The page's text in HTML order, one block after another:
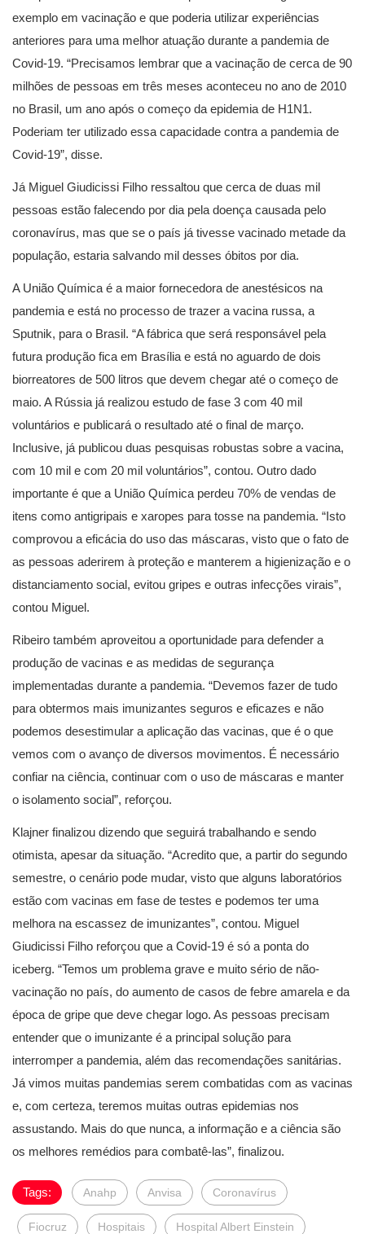
exemplo em vacinação e que poderia utilizar experiências
anteriores para uma melhor atuação durante a pandemia de
Covid-19. “Precisamos lembrar que a vacinação de cerca de 90
milhões de pessoas em três meses aconteceu no ano de 2010
no Brasil, um ano após o começo da epidemia de H1N1.
Poderiam ter utilizado essa capacidade contra a pandemia de
Covid-19”, disse.
Já Miguel Giudicissi Filho ressaltou que cerca de duas mil
pessoas estão falecendo por dia pela doença causada pelo
coronavírus, mas que se o país já tivesse vacinado metade da
população, estaria salvando mil desses óbitos por dia.
A União Química é a maior fornecedora de anestésicos na
pandemia e está no processo de trazer a vacina russa, a
Sputnik, para o Brasil. “A fábrica que será responsável pela
futura produção fica em Brasília e está no aguardo de dois
biorreatores de 500 litros que devem chegar até o começo de
maio. A Rússia já realizou estudo de fase 3 com 40 mil
voluntários e publicará o resultado até o final de março.
Inclusive, já publicou duas pesquisas robustas sobre a vacina,
com 10 mil e com 20 mil voluntários”, contou. Outro dado
importante é que a União Química perdeu 70% de vendas de
itens como antigripais e xaropes para tosse na pandemia. “Isto
comprovou a eficácia do uso das máscaras, visto que o fato de
as pessoas aderirem à proteção e manterem a higienização e o
distanciamento social, evitou gripes e outras infecções virais”,
contou Miguel.
Ribeiro também aproveitou a oportunidade para defender a
produção de vacinas e as medidas de segurança
implementadas durante a pandemia. “Devemos fazer de tudo
para obtermos mais imunizantes seguros e eficazes e não
podemos desestimular a aplicação das vacinas, que é o que
vemos com o avanço de diversos movimentos. É necessário
confiar na ciência, continuar com o uso de máscaras e manter
o isolamento social”, reforçou.
Klajner finalizou dizendo que seguirá trabalhando e sendo
otimista, apesar da situação. “Acredito que, a partir do segundo
semestre, o cenário pode mudar, visto que alguns laboratórios
estão com vacinas em fase de testes e podemos ter uma
melhora na escassez de imunizantes”, contou. Miguel
Giudicissi Filho reforçou que a Covid-19 é só a ponta do
iceberg. “Temos um problema grave e muito sério de não-
vacinação no país, do aumento de casos de febre amarela e da
época de gripe que deve chegar logo. As pessoas precisam
entender que o imunizante é a principal solução para
interromper a pandemia, além das recomendações sanitárias.
Já vimos muitas pandemias serem combatidas com as vacinas
e, com certeza, teremos muitas outras epidemias nos
assustando. Mais do que nunca, a informação e a ciência são
os melhores remédios para combatê-las”, finalizou.
Tags: Anahp Anvisa Coronavírus
Fiocruz Hospitais Hospital Albert Einstein